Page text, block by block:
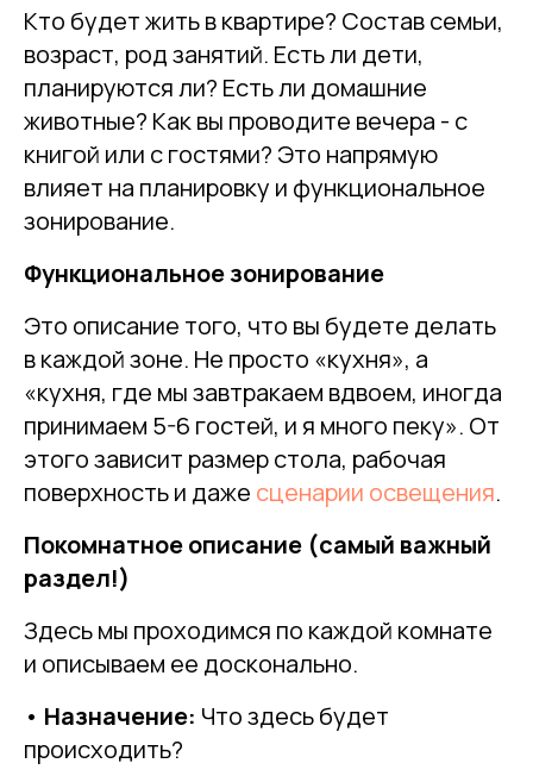
Кто будет жить в квартире? Состав семьи,
возраст, род занятий. Есть ли дети,
планируются ли? Есть ли домашние
животные? Как вы проводите вечера - с
книгой или с гостями? Это напрямую
влияет на планировку и функциональное
зонирование.
Функциональное зонирование
Это описание того, что вы будете делать
в каждой зоне. Не просто «кухня», а
«кухня, где мы завтракаем вдвоем, иногда
принимаем 5-6 гостей, и я много пеку». От
этого зависит размер стола, рабочая
поверхность и даже сценарии освещения.
Покомнатное описание (самый важный
раздел!)
Здесь мы проходимся по каждой комнате
и описываем ее досконально.
• Назначение: Что здесь будет
происходить?